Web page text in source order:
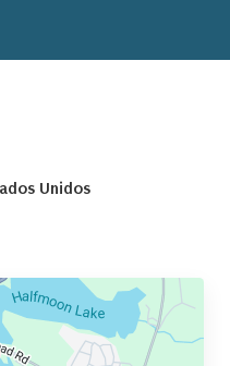
Unidos